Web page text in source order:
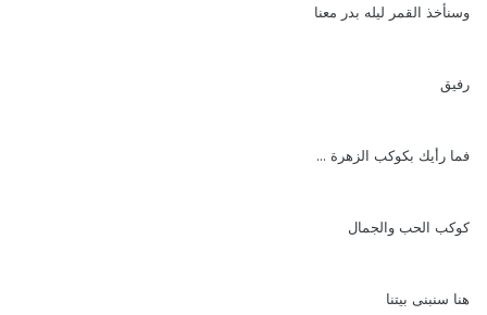
وسنأخذ القمر ليله بدر معنا
رفيق
فما رأيك بكوكب الزهرة ...
كوكب الحب والجمال
هنا سنبنى بيتنا